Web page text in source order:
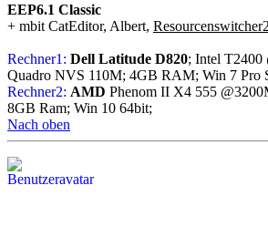
EEP6.1 Classic
+ mbit CatEditor, Albert, Resourcenswitcher2
Rechner1: Dell Latitude D820; Intel T2400
Quadro NVS 110M; 4GB RAM; Win 7 Pro
Rechner2: AMD Phenom II X4 555
8GB Ram; Win 10 64bit;
Nach oben